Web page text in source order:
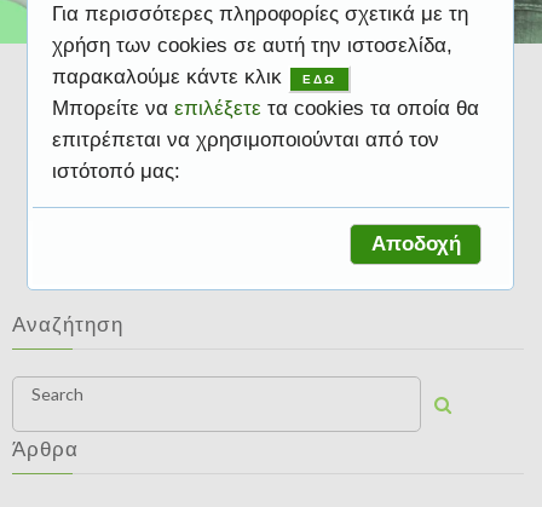
Διατροφική αξία
Αναζήτηση
Search
Άρθρα
Για περισσότερες πληροφορίες σχετικά με τη
χρήση των cookies σε αυτή την ιστοσελίδα,
παρακαλούμε κάντε κλικ
ΕΔΩ
Μπορείτε να επιλέξετε τα cookies τα οποία θα
επιτρέπεται να χρησιμοποιούνται από τον
ιστότοπό μας:
Αποδοχή